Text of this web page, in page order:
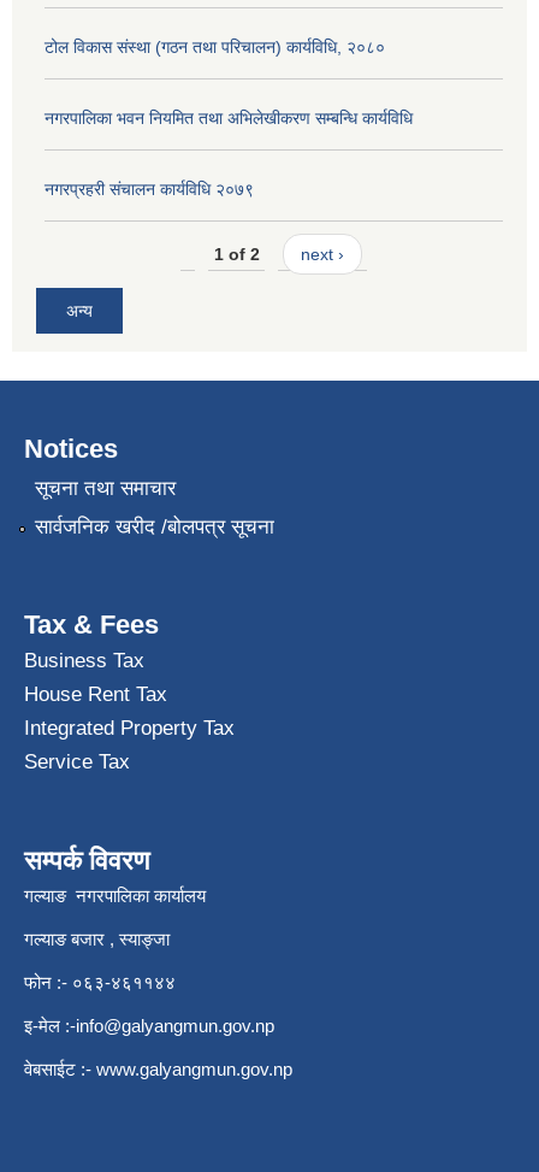
टोल विकास संस्था (गठन तथा परिचालन) कार्यविधि, २०८०
नगरपालिका भवन नियमित तथा अभिलेखीकरण सम्बन्धि कार्यविधि
नगरप्रहरी संचालन कार्यविधि २०७९
1 of 2 next ›
अन्य
Notices
सूचना तथा समाचार
सार्वजनिक खरीद /बोलपत्र सूचना
Tax & Fees
Business Tax
House Rent Tax
Integrated Property Tax
Service Tax
सम्पर्क विवरण
गल्याङ नगरपालिका कार्यालय
गल्याङ बजार , स्याङ्जा
फोन :- ०६३-४६११४४
इ-मेल :-info@galyangmun.gov.np
वेबसाईट :- www.galyangmun.gov.np